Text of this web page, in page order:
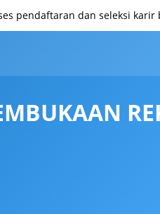
pendaftaran dan seleksi karir